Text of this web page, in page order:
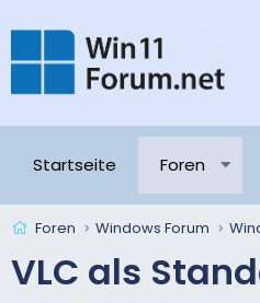
Startseite Foren
Foren Windows Forum
VLC als